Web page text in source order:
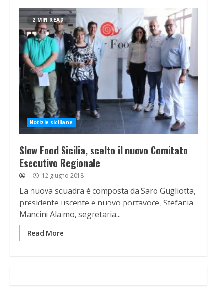
2 MIN READ
Notizie siciliane
Slow Food Sicilia, scelto il nuovo Comitato
Esecutivo Regionale
12 giugno 2018
La nuova squadra è composta da Saro Gugliotta,
presidente uscente e nuovo portavoce, Stefania
Mancini Alaimo, segretaria...
Read More